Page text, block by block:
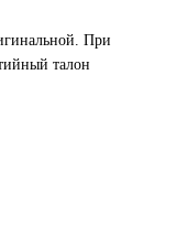
При
талон